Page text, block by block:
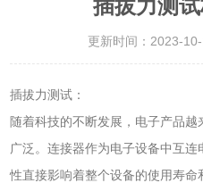
插拔力测
更新时间：2023-
插拔力测试：
随着科技的不断发展，电子产品
广泛。连接器作为电子设备中互
性直接影响着整个设备的使用寿